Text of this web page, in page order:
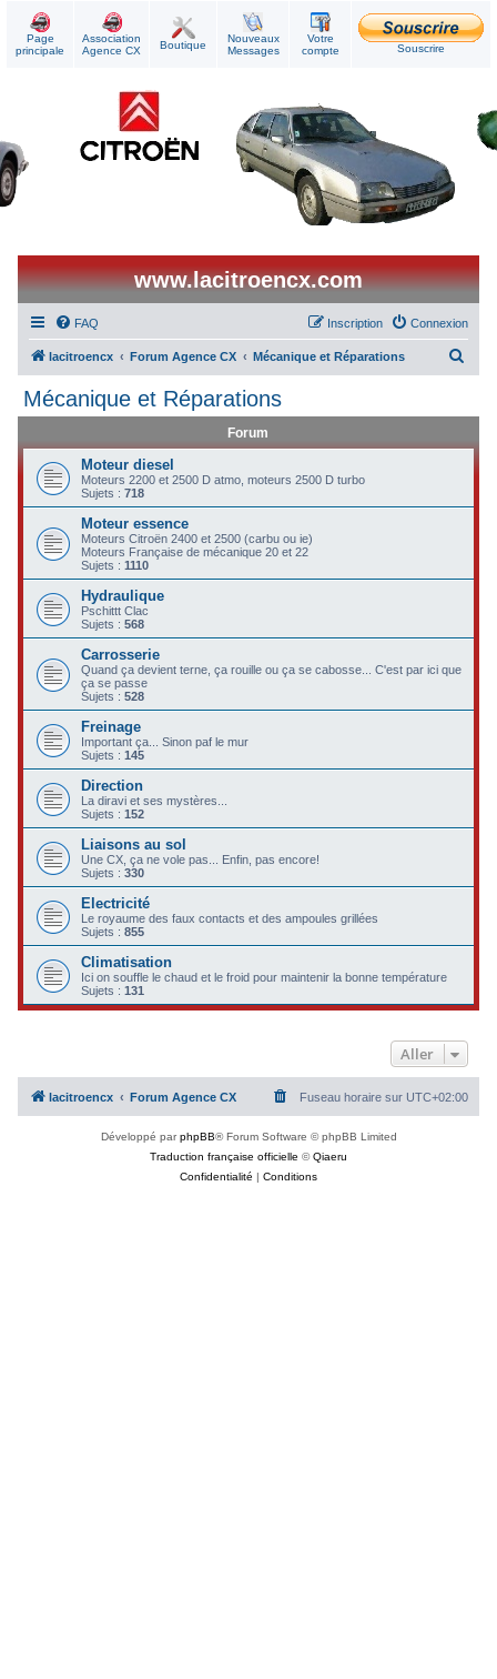
Page
principale
Association
Agence CX
Boutique
Nouveaux
Messages
Votre
compte
Souscrire
www.lacitroencx.com
FAQ Connexion
Inscription
lacitroencx Forum Agence CX Mécanique et Réparations
Mécanique et Réparations
Forum
Moteur diesel
Moteurs 2200 et 2500 D atmo, moteurs 2500 D turbo
Sujets :718
Moteur essence
Moteurs Citroën 2400 et 2500 (carbu ou ie)
Moteurs Française de mécanique 20 et 22
Sujets :1110
Hydraulique
Pschittt Clac
Sujets :568
Carrosserie
Quand ça devient terne, ça rouille ou ça se cabosse... C'est par ici que
ça se passe
Sujets :528
Freinage
Important ça... Sinon paf le mur
Sujets :145
Direction
La diravi et ses mystères...
Sujets :152
Liaisons au sol
Une CX, ça ne vole pas... Enfin, pas encore!
Sujets :330
Electricité
Le royaume des faux contacts et des ampoules grillées
Sujets :855
Climatisation
Ici on souffle le chaud et le froid pour maintenir la bonne température
Sujets :131
Aller
lacitroencx Forum Agence CX Fuseau horaire sur UTC+02:00
Développé parphpBB® Forum Software © phpBB Limited
Traduction française officielle ©Qiaeru
Confidentialité | Conditions